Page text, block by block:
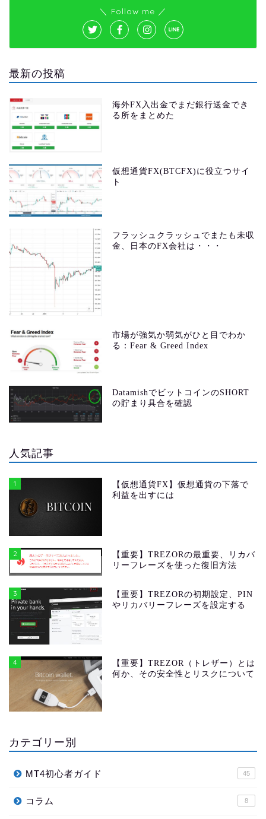
＼ Follow me ／
最新の投稿
海外FX入出金でまだ銀行送金でき
る所をまとめた
仮想通貨FX(BTCFX)に役立つサイ
ト
フラッシュクラッシュでまたも未収
金、日本のFX会社は・・・
市場が強気か弱気がひと目でわか
る：Fear & Greed Index
DatamishでビットコインのSHORT
の貯まり具合を確認
人気記事
1
【仮想通貨FX】仮想通貨の下落で
利益を出すには
2
【重要】TREZORの最重要、リカバ
リーフレーズを使った復旧方法
3
【重要】TREZORの初期設定、PIN
やリカバリーフレーズを設定する
4
【重要】TREZOR（トレザー）とは
何か、その安全性とリスクについて
カテゴリー別
MT4初心者ガイド 45
コラム 8